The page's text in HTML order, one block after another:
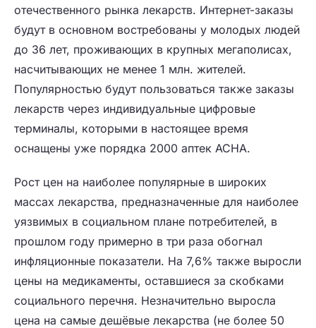
отечественного рынка лекарств. Интернет-заказы
будут в основном востребованы у молодых людей
до 36 лет, проживающих в крупных мегаполисах,
насчитывающих не менее 1 млн. жителей.
Популярностью будут пользоваться также заказы
лекарств через индивидуальные цифровые
терминалы, которыми в настоящее время
оснащены уже порядка 2000 аптек АСНА.
Рост цен на наиболее популярные в широких
массах лекарства, предназначенные для наиболее
уязвимых в социальном плане потребителей, в
прошлом году примерно в три раза обогнал
инфляционные показатели. На 7,6% также выросли
цены на медикаменты, оставшиеся за скобками
социального перечня. Незначительно выросла
цена на самые дешёвые лекарства (не более 50